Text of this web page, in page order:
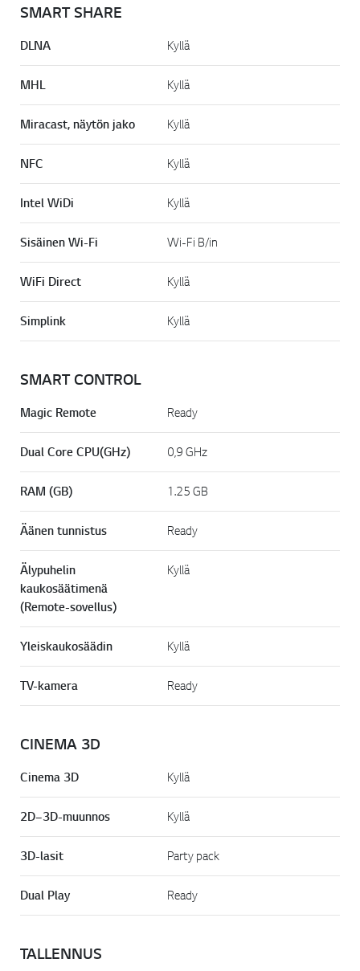
SMART SHARE
DLNA Kyllä
MHL Kyllä
Miracast, näytön jako Kyllä
NFC Kyllä
Intel WiDi Kyllä
Sisäinen Wi-Fi Wi-Fi B/in
WiFi Direct Kyllä
Simplink Kyllä
SMART CONTROL
Magic Remote Ready
Dual Core CPU(GHz) 0,9 GHz
RAM (GB) 1.25 GB
Äänen tunnistus Ready
Älypuhelin
kaukosäätimenä
(Remote-sovellus)
Kyllä
Yleiskaukosäädin Kyllä
TV-kamera Ready
CINEMA 3D
Cinema 3D Kyllä
2D–3D-muunnos Kyllä
3D-lasit Party pack
Dual Play Ready
TALLENNUS